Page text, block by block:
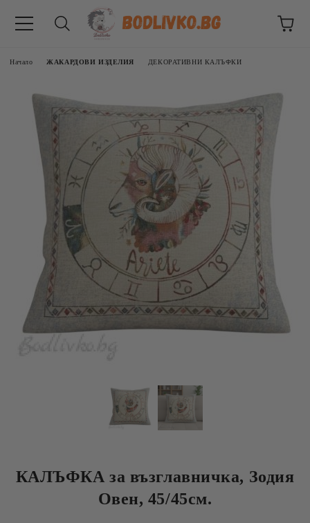
Начало ЖАКАРДОВИ ИЗДЕЛИЯ ДЕКОРАТИВНИ КАЛЪФКИ
КАЛЪФКА за възглавничка, Зодия
Овен, 45/45см.